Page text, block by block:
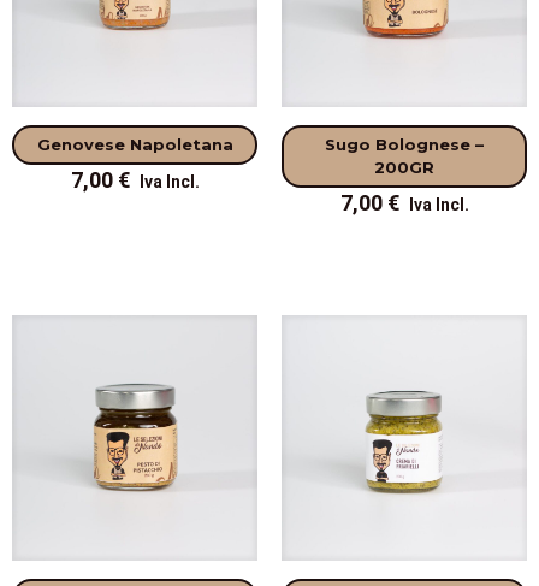
Genovese Napoletana
7,00 €
Sugo Bolognese –
200GR
7,00 €